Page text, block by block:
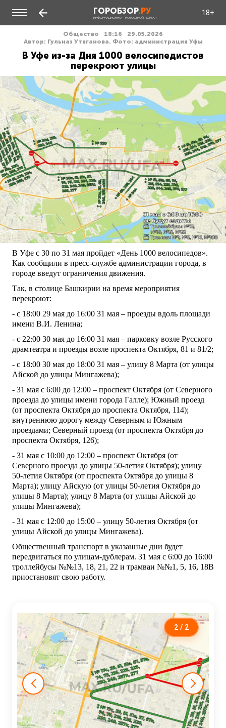
ГОРОБЗОР.РУ
ИНФОРМАЦИОННО - НОВОСТНОЙ ПОРТАЛ
18+
Общество 18:16
29.05.2026
Автор: Гульназ Утяганова. Фото: администрация Уфы
В Уфе из-за Дня 1000 велосипедистов
перекроют улицы
В Уфе с 30 по 31 мая пройдет «День 1000 велосипедов».
Как сообщили в пресс-службе администрации города, в
городе введут ограничения движения.
Так, в столице Башкирии на время мероприятия
перекроют:
- с 18:00 29 мая до 16:00 31 мая – проезды вдоль площади
имени В.И. Ленина;
- с 22:00 30 мая до 16:00 31 мая – парковку возле Русского
драмтеатра и проезды возле проспекта Октября, 81 и 81/2;
- с 18:00 30 мая до 18:00 31 мая – улицу 8 Марта (от улицы
Айской до улицы Мингажева);
- 31 мая с 6:00 до 12:00 – проспект Октября (от Северного
проезда до улицы имени города Галле); Южный проезд
(от проспекта Октября до проспекта Октября, 114);
внутреннюю дорогу между Северным и Южным
проездами; Северный проезд (от проспекта Октября до
проспекта Октября, 126);
- 31 мая с 10:00 до 12:00 – проспект Октября (от
Северного проезда до улицы 50-летия Октября); улицу
50-летия Октября (от проспекта Октября до улицы 8
Марта); улицу Айскую (от улицы 50-летия Октября до
улицы 8 Марта); улицу 8 Марта (от улицы Айской до
улицы Мингажева);
- 31 мая с 12:00 до 15:00 – улицу 50-летия Октября (от
улицы Айской до улицы Мингажева).
Общественный транспорт в указанные дни будет
передвигаться по улицам-дублерам. 31 мая с 6:00 до 16:00
троллейбусы №№13, 18, 21, 22 и трамваи №№1, 5, 16, 18В
приостановят свою работу.
2 / 2